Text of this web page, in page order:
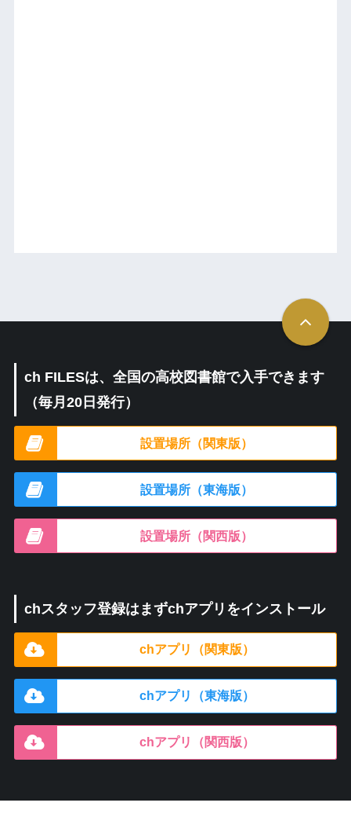
ch FILESは、全国の高校図書館で入手できます
（毎月20日発行）
設置場所（関東版）
設置場所（東海版）
設置場所（関西版）
chスタッフ登録はまずchアプリをインストール
chアプリ（関東版）
chアプリ（東海版）
chアプリ（関西版）